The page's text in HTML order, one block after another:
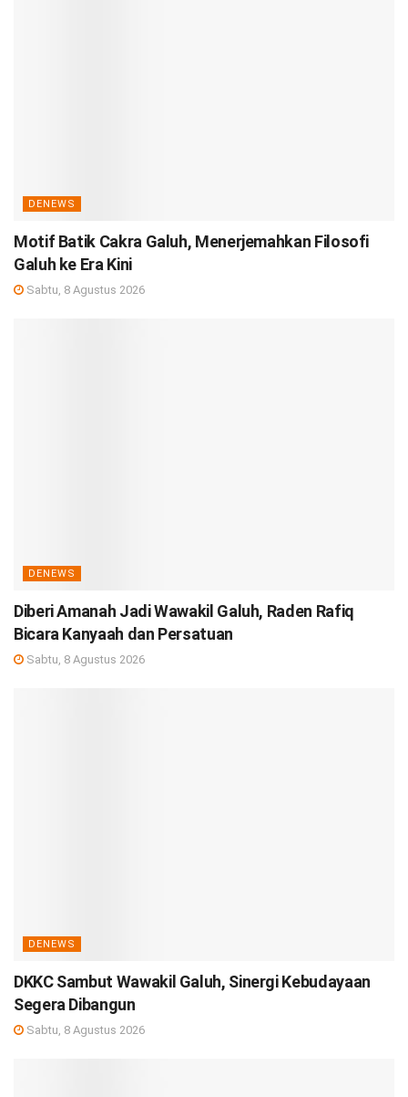
DENEWS
Motif Batik Cakra Galuh, Menerjemahkan Filosofi
Galuh ke Era Kini
Sabtu, 8 Agustus 2026
DENEWS
Diberi Amanah Jadi Wawakil Galuh, Raden Rafiq
Bicara Kanyaah dan Persatuan
Sabtu, 8 Agustus 2026
DENEWS
DKKC Sambut Wawakil Galuh, Sinergi Kebudayaan
Segera Dibangun
Sabtu, 8 Agustus 2026